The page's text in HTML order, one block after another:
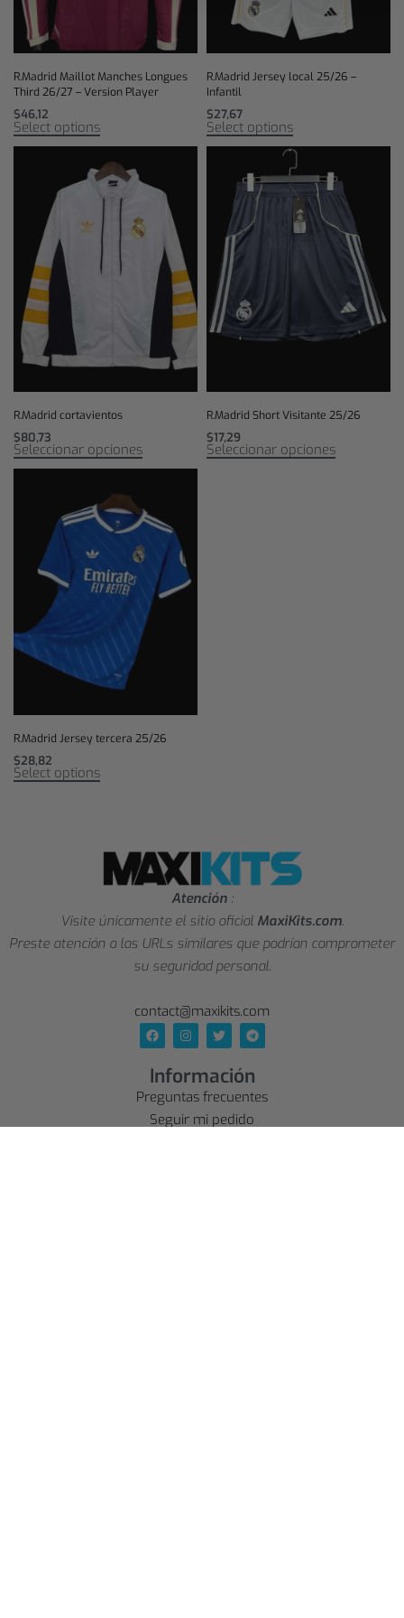
R.Madrid Maillot Manches Longues
Third 26/27 – Version Player
$46,12
Select options
R.Madrid Jersey local 25/26 –
Infantil
$27,67
Select options
R.Madrid cortavientos
$80,73
Seleccionar opciones
R.Madrid Short Visitante 25/26
$17,29
Seleccionar opciones
R.Madrid Jersey tercera 25/26
$28,82
Select options
Atención :
Visite únicamente el sitio oficial MaxiKits.com.
Preste atención a las URLs similares que podrían comprometer
su seguridad personal.
contact@maxikits.com
Información
Preguntas frecuentes
Seguir mi pedido